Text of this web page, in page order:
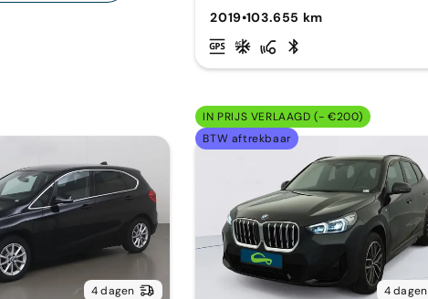
2019•103.655 km
4 dagen
IN PRIJS VERLAAGD (- €200)
BTW aftrekbaar
4 dagen